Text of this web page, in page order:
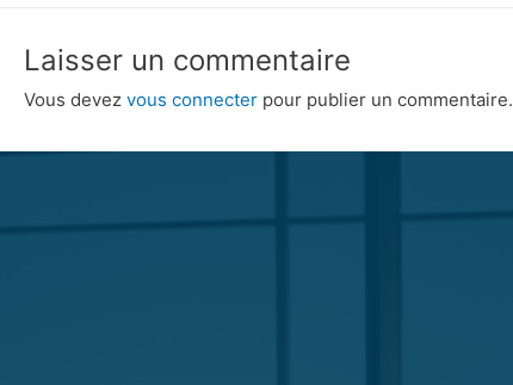
Laisser un commentaire
Vous devez vous connecter pour publier un commentaire.